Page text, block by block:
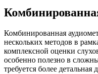
Комбинированная
нескольких методов в
комплексной оценки
особенно полезно в
требуется более детальная